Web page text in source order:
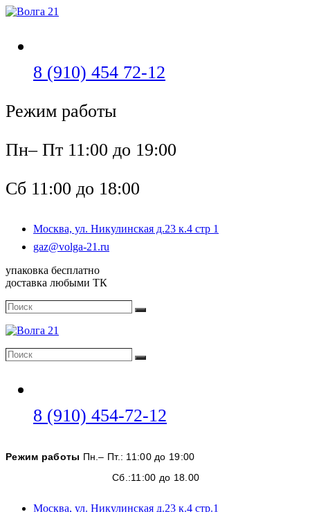
Перейти
8 (910) 454 72-12
Режим работы
Пн– Пт 11:00 до 19:00
Сб 11:00 до 18:00
Москва, ул. Никулинская д.23 к.4 стр 1
gaz@volga-21.ru
упаковка бесплатно
доставка любыми ТК
Поиск
Поиск
Поиск
Поиск
8 (910) 454-72-12
вашем
приложении
Режим работы Пн.– Пт.: 11:00 до 19:00
Сб.:11:00 до 18.00
Москва, ул. Никулинская д.23 к.4 стр.1